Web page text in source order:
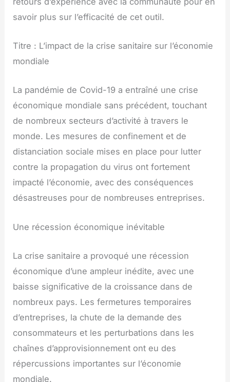
savoir plus sur l’efficacité de cet outil.
Titre : L’impact de la crise sanitaire sur l’économie
mondiale
La pandémie de Covid-19 a entraîné une crise
économique mondiale sans précédent, touchant
de nombreux secteurs d’activité à travers le
monde. Les mesures de confinement et de
distanciation sociale mises en place pour lutter
contre la propagation du virus ont fortement
impacté l’économie, avec des conséquences
désastreuses pour de nombreuses entreprises.
Une récession économique inévitable
La crise sanitaire a provoqué une récession
économique d’une ampleur inédite, avec une
baisse significative de la croissance dans de
nombreux pays. Les fermetures temporaires
d’entreprises, la chute de la demande des
consommateurs et les perturbations dans les
chaînes d’approvisionnement ont eu des
répercussions importantes sur l’économie
mondiale.